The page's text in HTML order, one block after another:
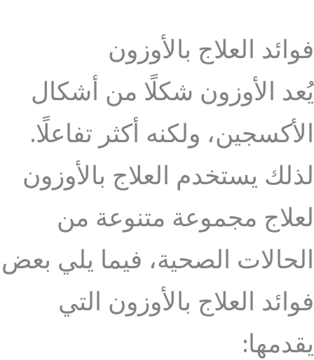
فوائد العلاج بالأوزون
يُعد الأوزون شكلًا من أشكال
الأكسجين، ولكنه أكثر تفاعلًا.
لذلك يستخدم العلاج بالأوزون
لعلاج مجموعة متنوعة من
الحالات الصحية، فيما يلي بعض
فوائد العلاج بالأوزون التي
يقدمها: